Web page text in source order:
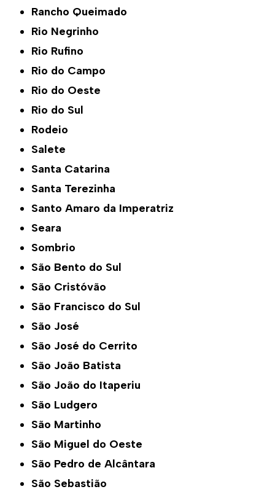
Rancho Queimado
Rio Negrinho
Rio Rufino
Rio do Campo
Rio do Oeste
Rio do Sul
Rodeio
Salete
Santa Catarina
Santa Terezinha
Santo Amaro da Imperatriz
Seara
Sombrio
São Bento do Sul
São Cristóvão
São Francisco do Sul
São José
São José do Cerrito
São João Batista
São João do Itaperiu
São Ludgero
São Martinho
São Miguel do Oeste
São Pedro de Alcântara
São Sebastião